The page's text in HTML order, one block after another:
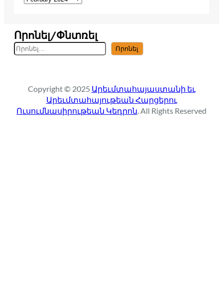
Որոնել/Փնտռել
S
e
c
h
Որոնել
Copyright © 2025 Արեւմտահայաստանի եւ
Արեւմտահայութեան Հարցերու
Ուսումնասիրութեան Կեդրոն . All Rights Reserved